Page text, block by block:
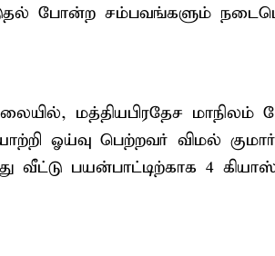
போன்ற சம்பவங்களும்
மத்தியபிரதேச மாநிலம்
ஓய்வு பெற்றவர் விமல்
வீட்டு பயன்பாட்டிற்காக 4